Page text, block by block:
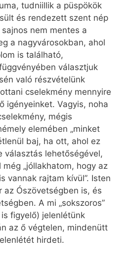
tudniillik a püspökök
és rendezett szent nép
sajnos nem mentes a
a nagyvárosokban, ahol
is található,
választjuk
való részvételünk
cselekmény mennyire
igényeinket. Vagyis, noha
mégis
elemében „minket
baj, ha ott, ahol ez
választás lehetőségével,
„jóllakhatom, hogy az
vannak rajtam kívül”. Isten
az Ószövetségben is, és
A mi „sokszoros”
figyelő) jelenlétünk
az ő végtelen, mindenütt
hirdeti.